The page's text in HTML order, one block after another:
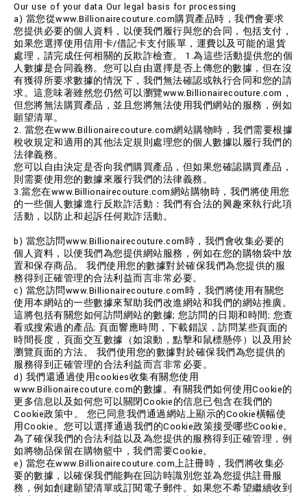
Our use of your data Our legal basis for processing
a) 當您從www.Billionairecouture.com購買產品時，我們會要求
您提供必要的個人資料，以便我們履行與您的合同，包括支付，
如果您選擇使用信用卡/借記卡支付賬單，運費以及可能的退貨
處理，請完成任何相關的反欺詐檢查。 1.為這些活動提供您的個
人數據是合同義務。您可以自由選擇是否上傳您的數據，但在沒
有獲得所要求數據的情況下，我們無法確認或執行合同和您的請
求。這意味著雖然您仍然可以瀏覽www.Billionairecouture.com，
但您將無法購買產品，並且您將無法使用我們網站的服務，例如
願望清單。
2. 當您在www.Billionairecouture.com網站購物時，我們需要根據
稅收規定和適用的其他法定規則處理您的個人數據以履行我們的
法律義務。
您可以自由決定是否向我們購買產品，但如果您確認購買產品，
則需要使用您的數據來履行我們的法律義務。
3.當您在www.Billionairecouture.com網站購物時，我們將使用您
的一些個人數據進行反欺詐活動：我們有合法的興趣來執行此項
活動，以防止和起訴任何欺詐活動。
b) 當您訪問www.Billionairecouture.com時，我們會收集必要的
個人資料，以便我們為您提供網站服務，例如在您的購物袋中放
置和保存商品。 我們使用您的數據對於確保我們為您提供的服
務得到正確管理的合法利益而言非常必要。
c) 當您訪問www.Billionairecouture.com時，我們將使用有關您
使用本網站的一些數據來幫助我們改進網站和我們的網站推廣。
這將包括有關您如何訪問網站的數據; 您訪問的日期和時間; 您查
看或搜索過的產品; 頁面響應時間，下載錯誤，訪問某些頁面的
時間長度，頁面交互數據（如滾動，點擊和鼠標懸停）以及用於
瀏覽頁面的方法。 我們使用您的數據對於確保我們為您提供的
服務得到正確管理的合法利益而言非常必要。
d) 我們還通過使用cookies收集有關您使用
www.Billionairecouture.com的數據。有關我們如何使用Cookie的
更多信息以及如何您可以關閉Cookie的信息已包含在我們的
Cookie政策中。 您已同意我們通過網站上顯示的Cookie橫幅使
用Cookie。您可以選擇通過我們的Cookie政策接受哪些Cookie。
為了確保我們的合法利益以及為您提供的服務得到正確管理，例
如將物品保留在購物籃中，我們需要Cookie。
e) 當您在www.Billionairecouture.com上註冊時，我們將收集必
要的數據，以確保我們能夠在回訪時識別您並為您提供註冊服
務，例如創建願望清單或訂閱電子郵件。如果您不希望繼續收到